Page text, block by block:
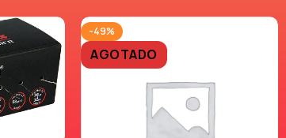
-49%
AGOTADO